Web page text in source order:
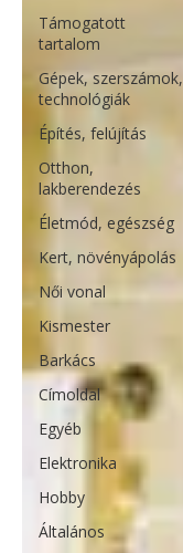
Támogatott
tartalom
Gépek, szerszámok,
technológiák
Építés, felújítás
Otthon,
lakberendezés
Életmód, egészség
Kert, növényápolás
Női vonal
Kismester
Barkács
Címoldal
Egyéb
Elektronika
Hobby
Általános